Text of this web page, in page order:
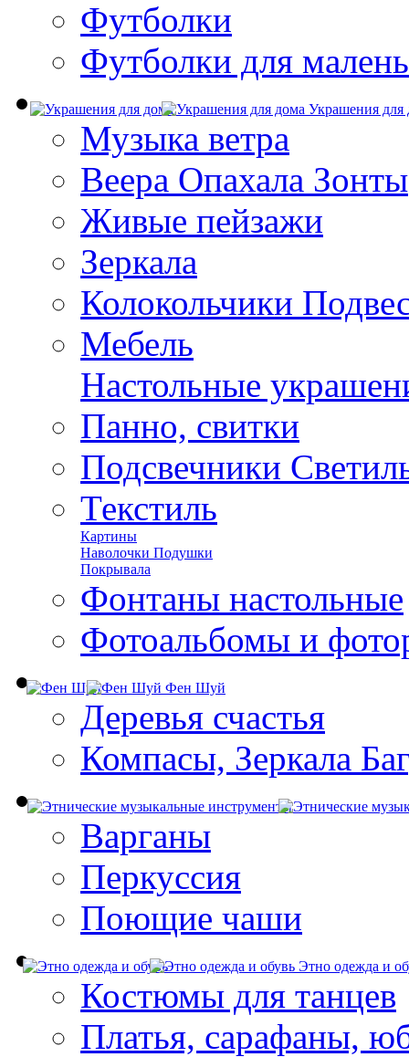
Футболки
Футболки для
Украшения для
Музыка ветра
Веера Опахала Зонты
Живые пейзажи
Зеркала
Колокольчики
Мебель
Настольные
Панно, свитки
Подсвечники
Текстиль
Картины
Наволочки Подушки
Покрывала
Фонтаны настольные
Фотоальбомы и
Фен Шуй
Деревья счастья
Компасы, Зеркала
Варганы
Перкуссия
Поющие чаши
Этно одежда и
Костюмы для танцев
Платья, сарафаны,